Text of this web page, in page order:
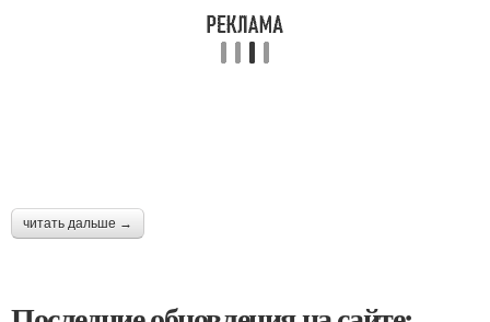
читать дальше →